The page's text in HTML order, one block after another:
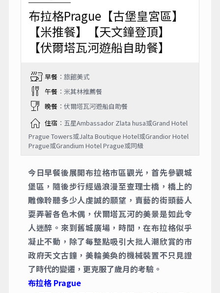
布拉格Prague【古堡皇宮區】
【米推餐】【天文鐘登頂】
【伏爾塔瓦河遊船自助餐】
早餐：旅館美式
午餐：米其林推薦餐
晚餐：伏爾塔瓦河遊船自助餐
住宿 ：五星Ambassador Zlata husa或Grand Hotel
Prague Towers或Jalta Boutique Hotel或Grandior Hotel
Prague或Grandium Hotel Prague或同級
今日早餐後展開布拉格市區觀光，首先參觀城
堡區，隨後步行經過浪漫至查理士橋，橋上的
雕像聆聽多少人虔誠的願望，賣藝的街頭藝人
耍弄著各色木偶，伏爾塔瓦河的美景是如此令
人迷醉。來到舊城廣場，時間，在布拉格似乎
凝止不動，除了每整點吸引大批人潮欣賞的市
政府天文古鐘，美輪美奐的機械裝置不只見證
了時代的變遷，更克服了歲月的考驗。
布拉格 Prague